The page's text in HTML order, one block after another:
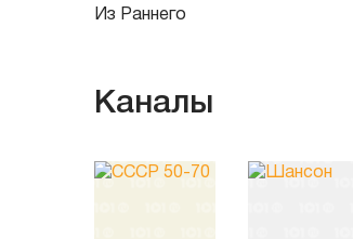
Из Раннего
Каналы